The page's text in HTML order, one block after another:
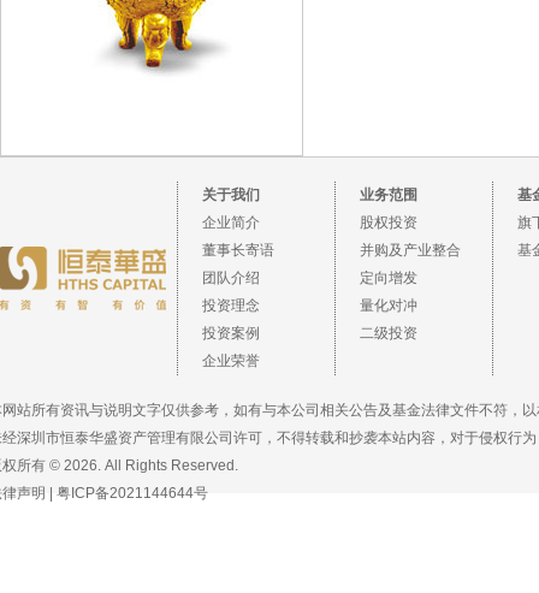
关于我们
企业简介
董事长寄语
团队介绍
投资理念
投资案例
企业荣誉
业务范围
股权投资
并购及产业整合
定向增发
量化对冲
二级投资
基
旗
基
站所有资讯与说明文字仅供参考，如有与本公司相关公告及基金法律文件不符，
深圳市恒泰华盛资产管理有限公司许可，不得转载和抄袭本站内容，对于侵权行
权所有 © 2026. All Rights Reserved.
声明
粤ICP备2021144644号